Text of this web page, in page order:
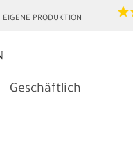
EIGENE PRODUKTION
Geschäftlich